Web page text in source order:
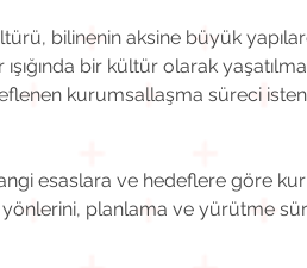
bilinenin aksine büyük
bir kültür olarak
kurumsallaşma süreci
esaslara ve hedeflere göre
planlama ve yürütme